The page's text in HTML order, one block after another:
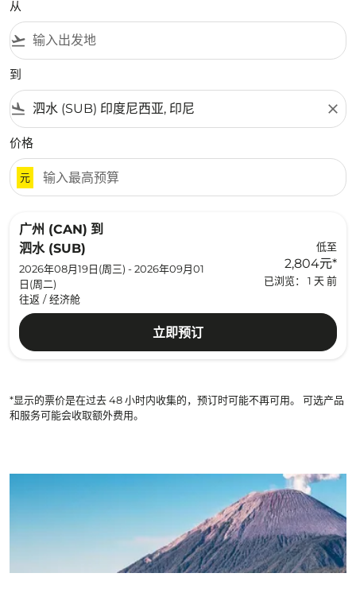
从
flight_takeoff
到
flight_land close
价格
元
广州 (CAN) 到
泗水 (SUB)
2026年08月19日(周三) - 2026年09月01
日(周二)
往返 / 经济舱
低至
2,804元*
已浏览： 1 天 前
立即预订
*显示的票价是在过去 48 小时内收集的，预订时可能不再可用。 可选产品
和服务可能会收取额外费用。